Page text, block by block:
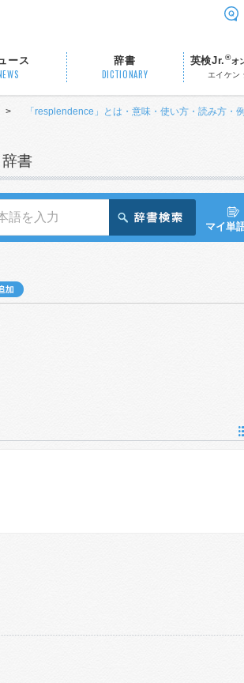
ース 辞書
DICTIONARY
英検Jr.®オ
エイケン
> 「resplendence」とは・意味・使い方・読み方・
書
マイ単